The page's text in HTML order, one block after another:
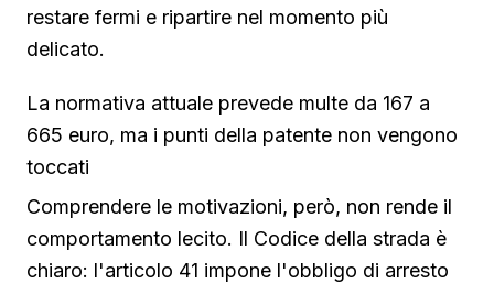
restare fermi e ripartire nel momento più
delicato.
La normativa attuale prevede multe da 167 a
665 euro, ma i punti della patente non vengono
toccati
Comprendere le motivazioni, però, non rende il
comportamento lecito. Il Codice della strada è
chiaro: l'articolo 41 impone l'obbligo di arresto